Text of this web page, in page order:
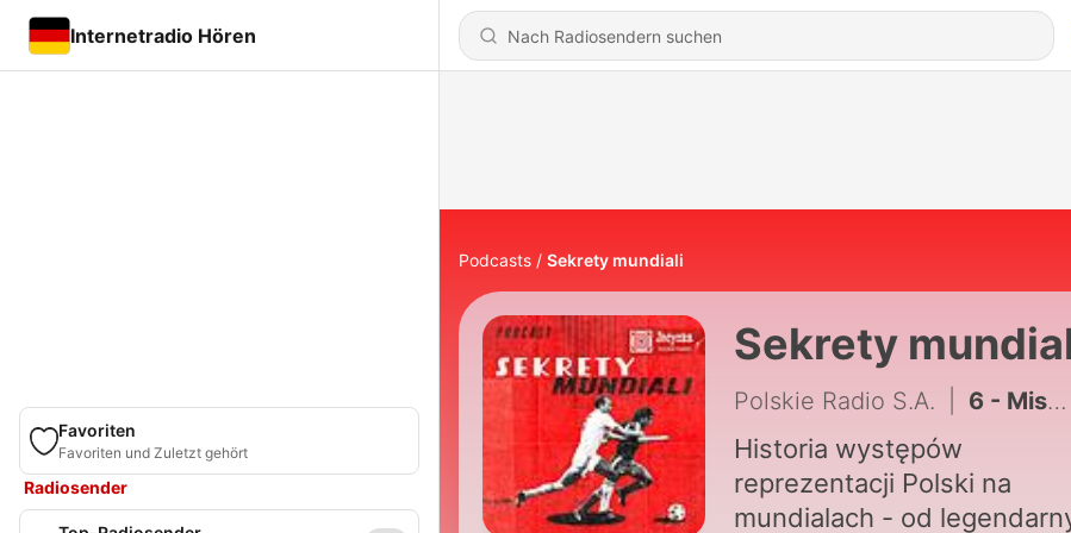
Internetradio Hören
Favoriten
Favoriten und Zuletzt gehört
Radiosender
Podcasts Sekrety mundiali
Sekrety
Polskie Radio S.A. 6 - Mistrzostwa świata 1974 i 1978 - Dariusz Szpakowski o słynnym meczu na wodzie
Historia występów
reprezentacji Polski na
mundialach - od